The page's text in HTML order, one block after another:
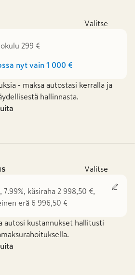
Valitse
299 €
nyt vain 1 000 €
- maksa autostasi kerralla ja
hallinnasta.
Valitse
7.99%, käsiraha 2 998,50 €,
erä 6 996,50 €
autosi kustannukset hallitusti